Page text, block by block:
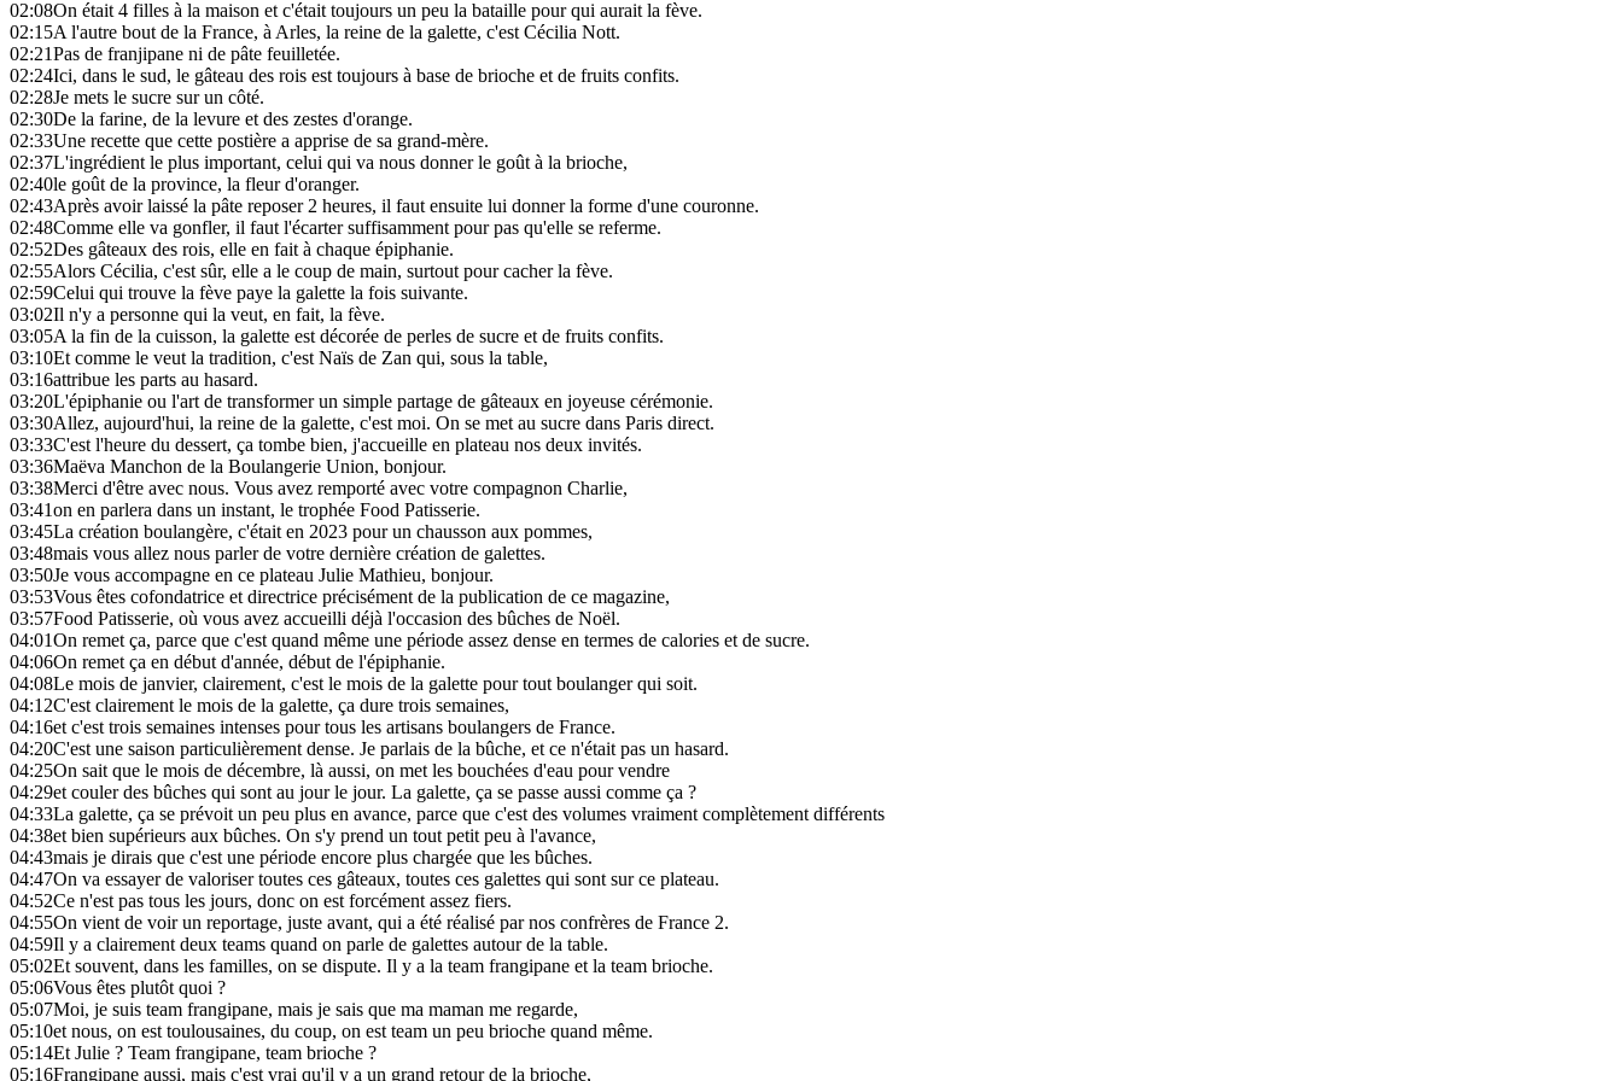
02:08On était 4 filles à la maison et c'était toujours un peu la bataille pour qui aurait la fève.
02:15A l'autre bout de la France, à Arles, la reine de la galette, c'est Cécilia Nott.
02:21Pas de franjipane ni de pâte feuilletée.
02:24Ici, dans le sud, le gâteau des rois est toujours à base de brioche et de fruits confits.
02:28Je mets le sucre sur un côté.
02:30De la farine, de la levure et des zestes d'orange.
02:33Une recette que cette postière a apprise de sa grand-mère.
02:37L'ingrédient le plus important, celui qui va nous donner le goût à la brioche,
02:40le goût de la province, la fleur d'oranger.
02:43Après avoir laissé la pâte reposer 2 heures, il faut ensuite lui donner la forme d'une couronne.
02:48Comme elle va gonfler, il faut l'écarter suffisamment pour pas qu'elle se referme.
02:52Des gâteaux des rois, elle en fait à chaque épiphanie.
02:55Alors Cécilia, c'est sûr, elle a le coup de main, surtout pour cacher la fève.
02:59Celui qui trouve la fève paye la galette la fois suivante.
03:02Il n'y a personne qui la veut, en fait, la fève.
03:05A la fin de la cuisson, la galette est décorée de perles de sucre et de fruits confits.
03:10Et comme le veut la tradition, c'est Naïs de Zan qui, sous la table,
03:16attribue les parts au hasard.
03:20L'épiphanie ou l'art de transformer un simple partage de gâteaux en joyeuse cérémonie.
03:30Allez, aujourd'hui, la reine de la galette, c'est moi. On se met au sucre dans Paris direct.
03:33C'est l'heure du dessert, ça tombe bien, j'accueille en plateau nos deux invités.
03:36Maëva Manchon de la Boulangerie Union, bonjour.
03:38Merci d'être avec nous. Vous avez remporté avec votre compagnon Charlie,
03:41on en parlera dans un instant, le trophée Food Patisserie.
03:45La création boulangère, c'était en 2023 pour un chausson aux pommes,
03:48mais vous allez nous parler de votre dernière création de galettes.
03:50Je vous accompagne en ce plateau Julie Mathieu, bonjour.
03:53Vous êtes cofondatrice et directrice précisément de la publication de ce magazine,
03:57Food Patisserie, où vous avez accueilli déjà l'occasion des bûches de Noël.
04:01On remet ça, parce que c'est quand même une période assez dense en termes de calories et de sucre.
04:06On remet ça en début d'année, début de l'épiphanie.
04:08Le mois de janvier, clairement, c'est le mois de la galette pour tout boulanger qui soit.
04:12C'est clairement le mois de la galette, ça dure trois semaines,
04:16et c'est trois semaines intenses pour tous les artisans boulangers de France.
04:20C'est une saison particulièrement dense. Je parlais de la bûche, et ce n'était pas un hasard.
04:25On sait que le mois de décembre, là aussi, on met les bouchées d'eau pour vendre
04:29et couler des bûches qui sont au jour le jour. La galette, ça se passe aussi comme ça ?
04:33La galette, ça se prévoit un peu plus en avance, parce que c'est des volumes vraiment complètement différents
04:38et bien supérieurs aux bûches. On s'y prend un tout petit peu à l'avance,
04:43mais je dirais que c'est une période encore plus chargée que les bûches.
04:47On va essayer de valoriser toutes ces gâteaux, toutes ces galettes qui sont sur ce plateau.
04:52Ce n'est pas tous les jours, donc on est forcément assez fiers.
04:55On vient de voir un reportage, juste avant, qui a été réalisé par nos confrères de France 2.
04:59Il y a clairement deux teams quand on parle de galettes autour de la table.
05:02Et souvent, dans les familles, on se dispute. Il y a la team frangipane et la team brioche.
05:06Vous êtes plutôt quoi ?
05:07Moi, je suis team frangipane, mais je sais que ma maman me regarde,
05:10et nous, on est toulousaines, du coup, on est team un peu brioche quand même.
05:14Et Julie ? Team frangipane, team brioche ?
05:16Frangipane aussi, mais c'est vrai qu'il y a un grand retour de la brioche,